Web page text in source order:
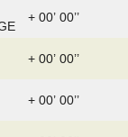
+ 00’ 00’’
+ 00’ 00’’
+ 00’ 00’’